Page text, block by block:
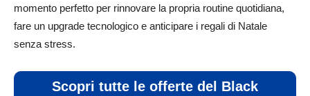
momento perfetto per rinnovare la propria routine quotidiana,
fare un upgrade tecnologico e anticipare i regali di Natale
senza stress.
Scopri tutte le offerte del Black